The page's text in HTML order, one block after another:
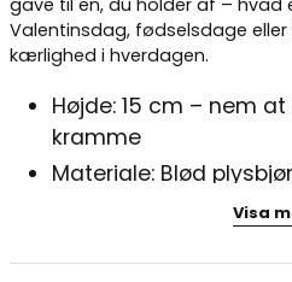
gave til en, du holder af – hvad
Valentinsdag, fødselsdage
kærlighed i hverdagen.
Højde: 15 cm – nem
kramme
Materiale: Blød
Design: Rød trøje med
Visa